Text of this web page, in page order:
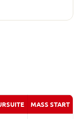
MASS START